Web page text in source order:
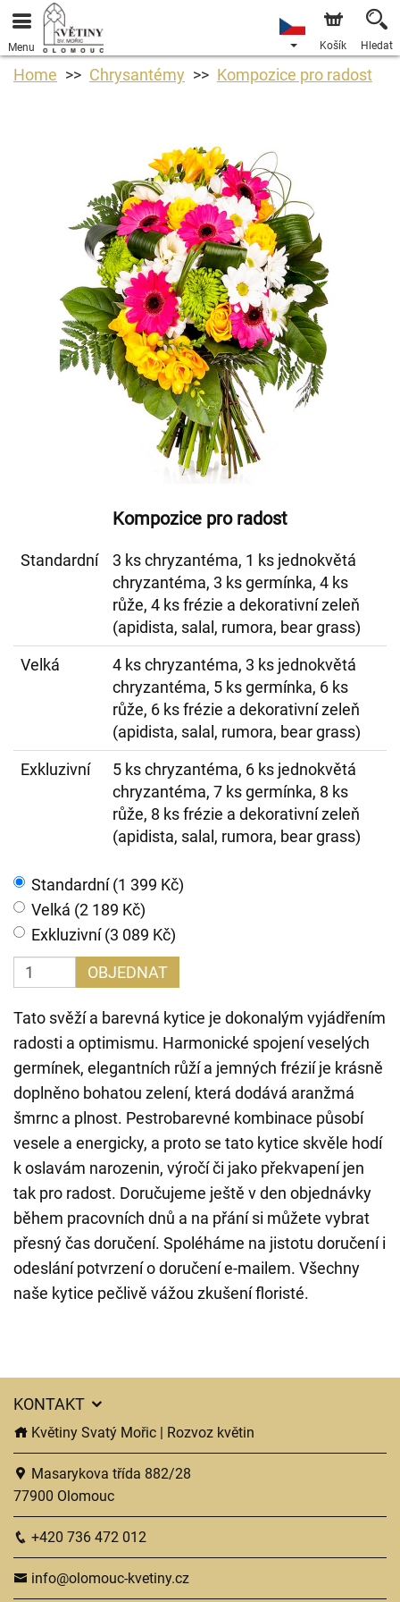
Menu Košík Hledat
Home Chrysantémy Kompozice pro radost
Kompozice pro radost
Standardní
3 ks chryzantéma, 1 ks jednokvětá
chryzantéma, 3 ks germínka, 4 ks
růže, 4 ks frézie a dekorativní zeleň
(apidista, salal, rumora, bear grass)
Velká
4 ks chryzantéma, 3 ks jednokvětá
chryzantéma, 5 ks germínka, 6 ks
růže, 6 ks frézie a dekorativní zeleň
(apidista, salal, rumora, bear grass)
Exkluzivní
5 ks chryzantéma, 6 ks jednokvětá
chryzantéma, 7 ks germínka, 8 ks
růže, 8 ks frézie a dekorativní zeleň
(apidista, salal, rumora, bear grass)
Standardní (1 399 Kč)
Velká (2 189 Kč)
Exkluzivní (3 089 Kč)
OBJEDNAT
Tato svěží a barevná kytice je dokonalým vyjádřením
radosti a optimismu. Harmonické spojení veselých
germínek, elegantních růží a jemných frézií je krásně
doplněno bohatou zelení, která dodává aranžmá
šmrnc a plnost. Pestrobarevné kombinace působí
vesele a energicky, a proto se tato kytice skvěle hodí
k oslavám narozenin, výročí či jako překvapení jen
tak pro radost. Doručujeme ještě v den objednávky
během pracovních dnů a na přání si můžete vybrat
přesný čas doručení. Spoléháme na jistotu doručení i
odeslání potvrzení o doručení e-mailem. Všechny
naše kytice pečlivě vážou zkušení floristé.
KONTAKT
Květiny Svatý Mořic | Rozvoz květin
Masarykova třída 882/28
77900 Olomouc
+420 736 472 012
info@olomouc-kvetiny.cz